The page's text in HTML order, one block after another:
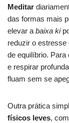
Meditar
das formas mais
elevar a baixa ki
reduzir o estresse
de equilíbrio. Para
e respirar
fluam sem se
Outra prática
físicos leves,